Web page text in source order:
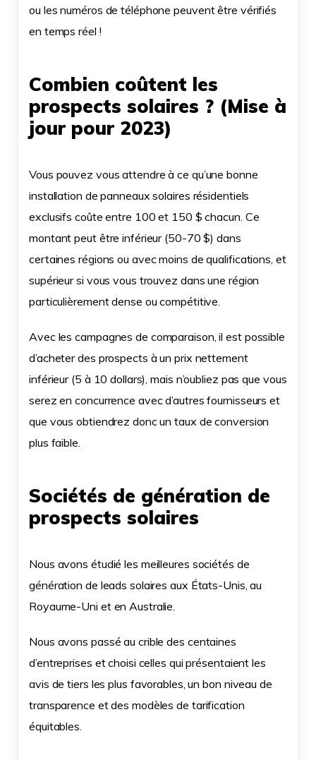
ou les numéros de téléphone peuvent être vérifiés
en temps réel !
Combien coûtent les
prospects solaires ? (Mise à
jour pour 2023)
Vous pouvez vous attendre à ce qu’une bonne
installation de panneaux solaires résidentiels
exclusifs coûte entre 100 et 150 $ chacun. Ce
montant peut être inférieur (50-70 $) dans
certaines régions ou avec moins de qualifications, et
supérieur si vous vous trouvez dans une région
particulièrement dense ou compétitive.
Avec les campagnes de comparaison, il est possible
d’acheter des prospects à un prix nettement
inférieur (5 à 10 dollars), mais n’oubliez pas que vous
serez en concurrence avec d’autres fournisseurs et
que vous obtiendrez donc un taux de conversion
plus faible.
Sociétés de génération de
prospects solaires
Nous avons étudié les meilleures sociétés de
génération de leads solaires aux États-Unis, au
Royaume-Uni et en Australie.
Nous avons passé au crible des centaines
d’entreprises et choisi celles qui présentaient les
avis de tiers les plus favorables, un bon niveau de
transparence et des modèles de tarification
équitables.